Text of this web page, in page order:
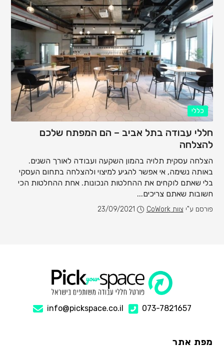
כללי
חללי עבודה בתל אביב – הם המפתח שלכם
להצלחה
הצלחה עסקית תלויה בהמון השקעה ועבודה לאורך השנים.
באותה נשימה, אי אפשר להגיע למיצוי ולהצלחה בתחום העסקי
בלי שאתם לוקחים את ההחלטות הנכונות. אחת ההחלטות הכי
חשובות שאתם צריכים...
פורסם ע"י צוות CoWork 23/09/2021
מפת אתר
info@pickspace.co.il 073-7821657